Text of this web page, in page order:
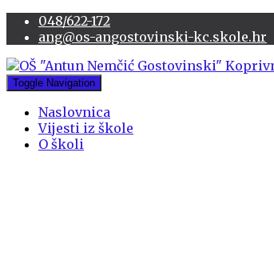
048/622-172
ang@os-angostovinski-kc.skole.hr
Toggle Navigation
Naslovnica
Vijesti iz škole
O školi